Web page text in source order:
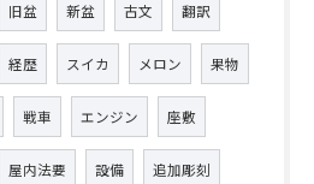
旧盆 新盆 古文 翻訳
経歴 スイカ メロン 果物
戦車 エンジン 座敷
屋内法要 設備 追加彫刻